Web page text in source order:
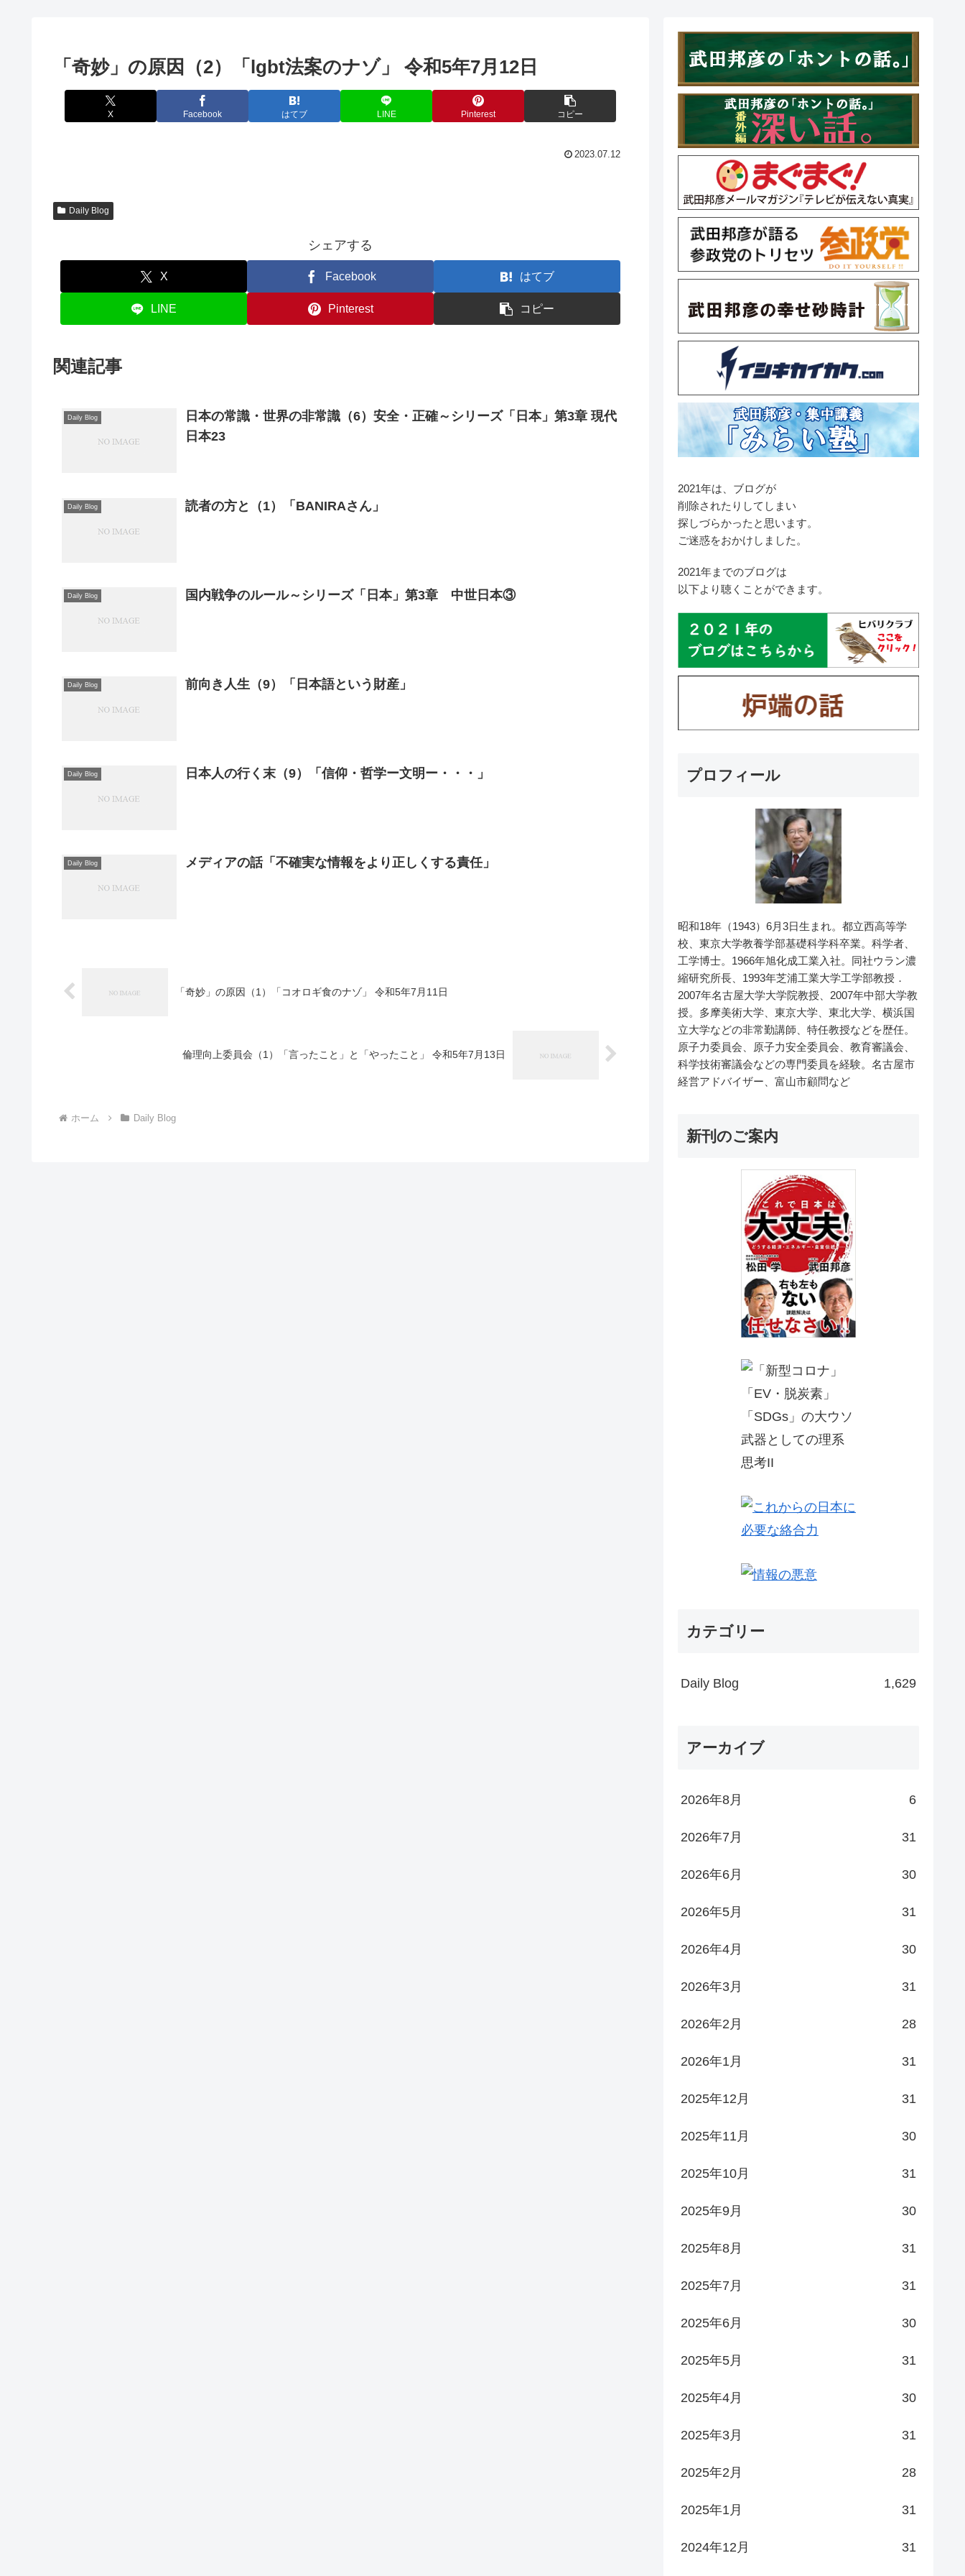
「奇妙」の原因（2）「lgbt法案のナゾ」 令和5年7月12日
X Facebook はてブ LINE Pinterest コピー
2023.07.12
Daily Blog
シェアする
X Facebook はてブ
LINE Pinterest コピー
関連記事
Daily Blog
日本の常識・世界の非常識（6）安全・正確～シリーズ「日本」第3章 現代
日本23
Daily Blog 読者の方と（1）「BANIRAさん」
Daily Blog 国内戦争のルール～シリーズ「日本」第3章 中世日本③
Daily Blog 前向き人生（9）「日本語という財産」
Daily Blog 日本人の行く末（9）「信仰・哲学ー文明ー・・・」
Daily Blog メディアの話「不確実な情報をより正しくする責任」
「奇妙」の原因（1）「コオロギ食のナゾ」 令和5年7月11日
倫理向上委員会（1）「言ったこと」と「やったこと」 令和5年7月13日
ホーム Daily Blog
2021年は、ブログが
削除されたりしてしまい
探しづらかったと思います。
ご迷惑をおかけしました。
2021年までのブログは
以下より聴くことができます。
プロフィール
昭和18年（1943）6月3日生まれ。都立西高等学
校、東京大学教養学部基礎科学科卒業。科学者、
工学博士。1966年旭化成工業入社。同社ウラン濃
縮研究所長、1993年芝浦工業大学工学部教授．
2007年名古屋大学大学院教授、2007年中部大学教
授。多摩美術大学、東京大学、東北大学、横浜国
立大学などの非常勤講師、特任教授などを歴任。
原子力委員会、原子力安全委員会、教育審議会、
科学技術審議会などの専門委員を経験。名古屋市
経営アドバイザー、富山市顧問など
新刊のご案内
カテゴリー
Daily Blog 1,629
アーカイブ
2026年8月 6
2026年7月 31
2026年6月 30
2026年5月 31
2026年4月 30
2026年3月 31
2026年2月 28
2026年1月 31
2025年12月 31
2025年11月 30
2025年10月 31
2025年9月 30
2025年8月 31
2025年7月 31
2025年6月 30
2025年5月 31
2025年4月 30
2025年3月 31
2025年2月 28
2025年1月 31
2024年12月 31